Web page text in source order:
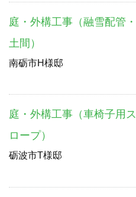
庭・外構工事（融雪配管・
土間）
南砺市H様邸
庭・外構工事（車椅子用ス
ロープ）
砺波市T様邸